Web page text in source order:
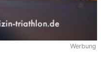
Werbung